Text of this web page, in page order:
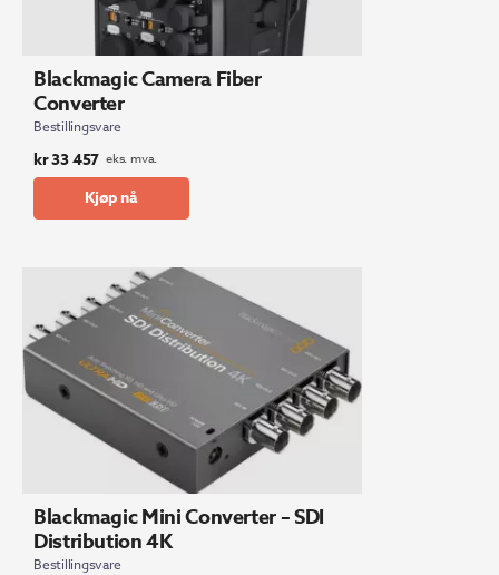
Blackmagic Camera Fiber
Converter
Bestillingsvare
kr33 457 eks. mva.
Kjøp nå
Blackmagic Mini Converter – SDI
Distribution 4K
Bestillingsvare